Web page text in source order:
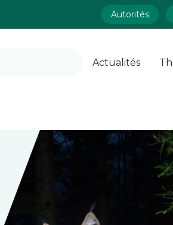
Autorités
Actualités